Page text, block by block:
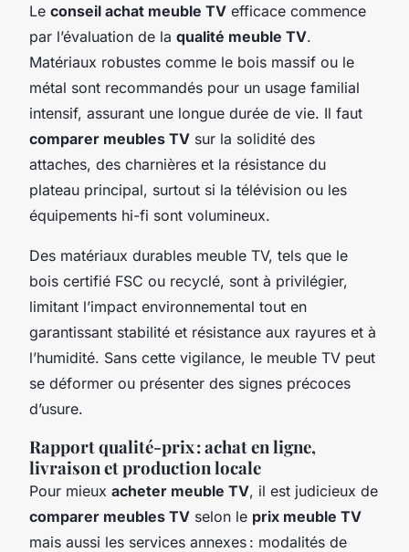
Le conseil achat meuble TV efficace commence
par l’évaluation de la qualité meuble TV.
Matériaux robustes comme le bois massif ou le
métal sont recommandés pour un usage familial
intensif, assurant une longue durée de vie. Il faut
comparer meubles TV sur la solidité des
attaches, des charnières et la résistance du
plateau principal, surtout si la télévision ou les
équipements hi-fi sont volumineux.
Des matériaux durables meuble TV, tels que le
bois certifié FSC ou recyclé, sont à privilégier,
limitant l’impact environnemental tout en
garantissant stabilité et résistance aux rayures et à
l’humidité. Sans cette vigilance, le meuble TV peut
se déformer ou présenter des signes précoces
d’usure.
Rapport qualité-prix : achat en ligne,
livraison et production locale
Pour mieux acheter meuble TV, il est judicieux de
comparer meubles TV selon le prix meuble TV
mais aussi les services annexes : modalités de